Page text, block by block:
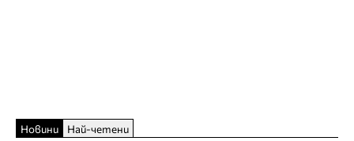
Новини Най-четени